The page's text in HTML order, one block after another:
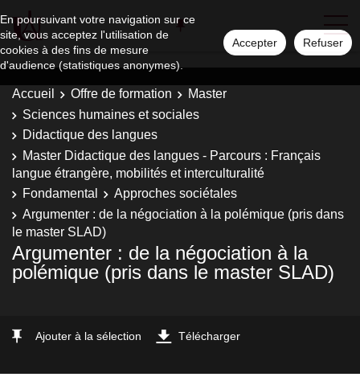
En poursuivant votre navigation sur ce
site, vous acceptez l'utilisation de
cookies à des fins de mesure
d'audience (statistiques anonymes).
Accepter Refuser
Accueil Offre de formation
Master
Sciences humaines et sociales
Didactique des langues
Master Didactique des langues - Parcours : Français
langue étrangère, mobilités et interculturalité
Fondamental
Approches sociétales
Argumenter : de la négociation à la polémique (pris dans
le master SLAD)
Argumenter : de la négociation à la
polémique (pris dans le master SLAD)
Ajouter à la sélection Télécharger